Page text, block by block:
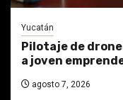
Yucatán
Pilotaje de
a joven
agosto 7, 2026